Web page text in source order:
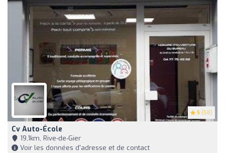
5 (58)
Cv Auto-École
19,1km, Rive-de-Gier
Voir les données d'adresse et de contact